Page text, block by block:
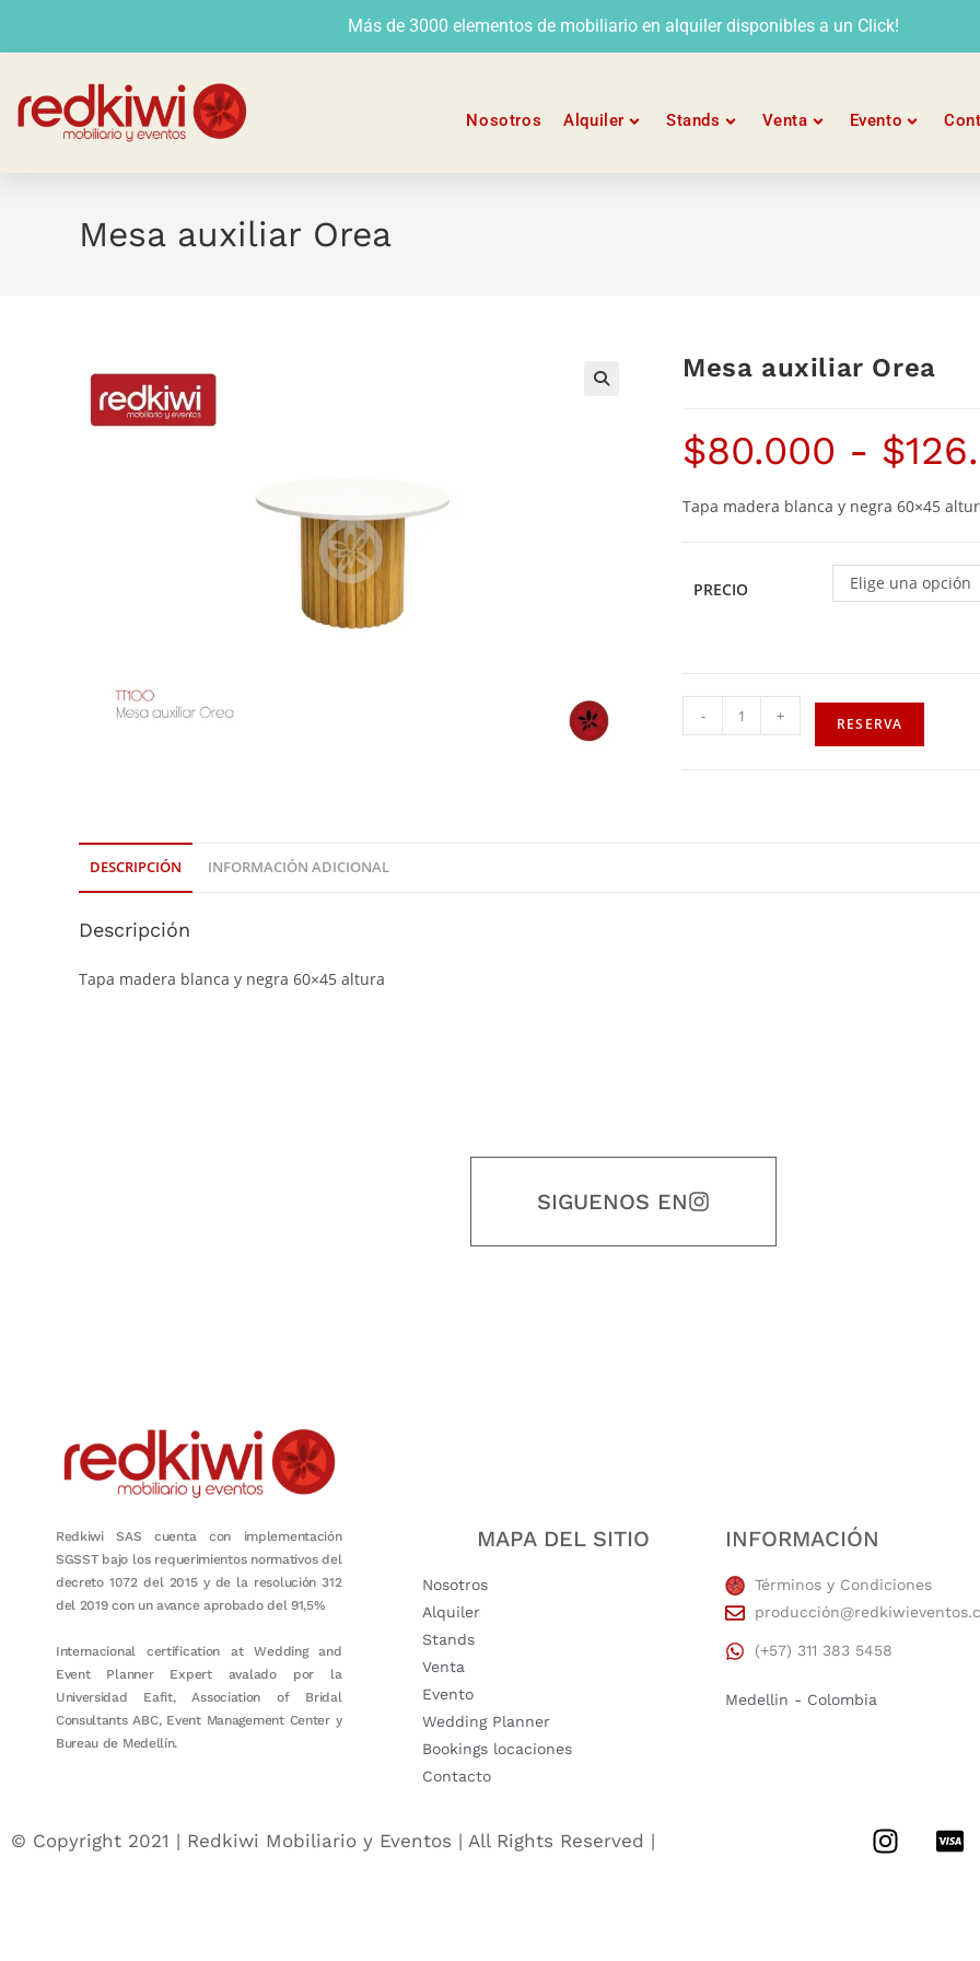
Más de 3000 elementos de mobiliario en alquiler disponibles a un Click!
Nosotros Alquiler Stands Venta Evento
Mesa auxiliar Orea
Mesa auxiliar Orea
$80.000 - $
Tapa madera blanca y negra 60×45
PRECIO Elige una opción
- + RESERVA
DESCRIPCIÓN INFORMACIÓN ADICIONAL
Descripción
Tapa madera blanca y negra 60×45 altura
SIGUENOS EN
Redkiwi SAS cuenta con implementación
SGSST bajo los requerimientos normativos del
decreto 1072 del 2015 y de la resolución 312
del 2019 con un avance aprobado del 91,5%
Internacional certification at Wedding and
Event Planner Expert avalado por la
Universidad Eafit, Association of Bridal
Consultants ABC, Event Management Center y
Bureau de Medellín.
MAPA DEL SITIO
Nosotros
Alquiler
Stands
Venta
Evento
Wedding Planner
Bookings locaciones
Contacto
INFORMACIÓN
Términos y Condiciones
(+57) 311 383 5458
Medellin - Colombia
© Copyright 2021 | Redkiwi Mobiliario y Eventos | All Rights Reserved |